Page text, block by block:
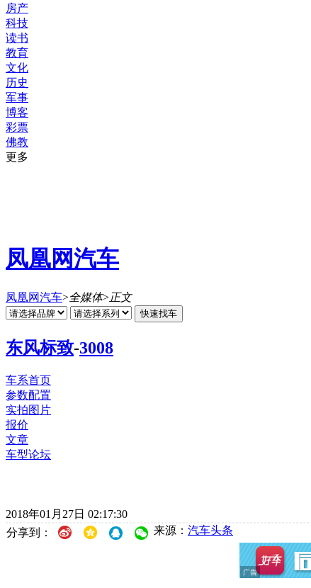
房产
科技
读书
教育
文化
历史
军事
博客
彩票
佛教
更多
凤凰网汽车
凤凰网汽车>全媒体>正文
东风标致-3008
车系首页
参数配置
实拍图片
报价
文章
车型论坛
2018年01月27日 02:17:30
分享到：
来源： 汽车头条